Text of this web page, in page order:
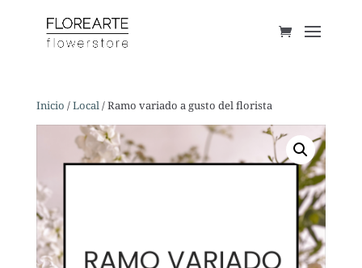
Inicio /Local/ Ramo variado a gusto del florista